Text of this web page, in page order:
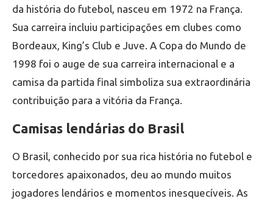
da história do futebol, nasceu em 1972 na França.
Sua carreira incluiu participações em clubes como
Bordeaux, King’s Club e Juve. A Copa do Mundo de
1998 foi o auge de sua carreira internacional e a
camisa da partida final simboliza sua extraordinária
contribuição para a vitória da França.
Camisas lendárias do Brasil
O Brasil, conhecido por sua rica história no futebol e
torcedores apaixonados, deu ao mundo muitos
jogadores lendários e momentos inesquecíveis. As